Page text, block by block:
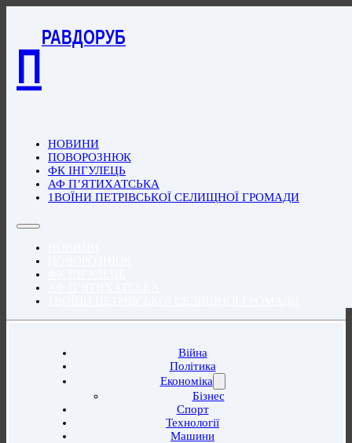
П
РАВДОРУБ
НОВИНИ
ПОВОРОЗНЮК
ФК ІНГУЛЕЦЬ
АФ П’ЯТИХАТСЬКА
1ВОЇНИ ПЕТРІВСЬКОЇ СЕЛИЩНОЇ ГРОМАДИ
Війна
Політика
Економіка
Бізнес
Спорт
Технології
Машини